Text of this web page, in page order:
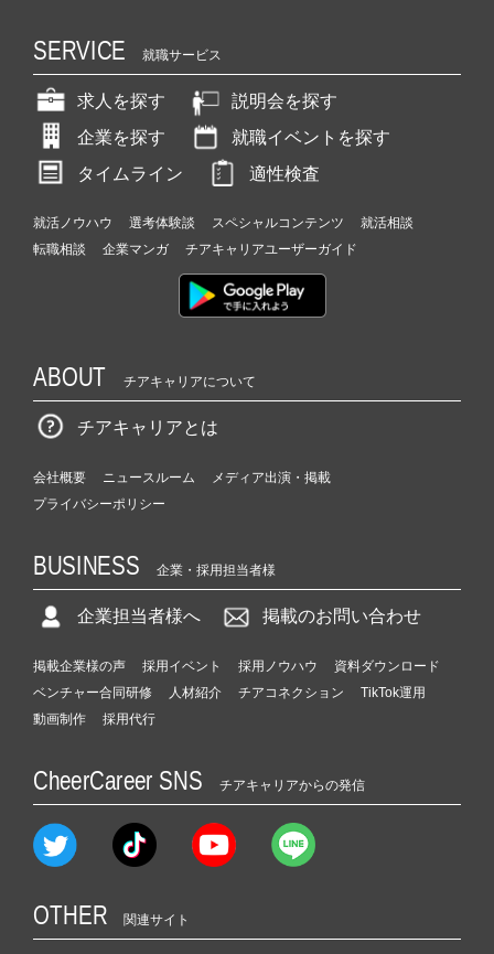
SERVICE 就職サービス
求人を探す
説明会を探す
企業を探す
就職イベントを探す
タイムライン
適性検査
就活ノウハウ 選考体験談 スペシャルコンテンツ
就活相談
転職相談
企業マンガ チアキャリアユーザーガイド
ABOUT チアキャリアについて
チアキャリアとは
会社概要 ニュースルーム
メディア出演・掲載
プライバシーポリシー
BUSINESS 企業・採用担当者様
企業担当者様へ 掲載のお問い合わせ
掲載企業様の声 採用イベント 採用ノウハウ
資料ダウンロード
ベンチャー合同研修
人材紹介 チアコネクション
TikTok運用
動画制作
採用代行
CheerCareer SNS チアキャリアからの発信
OTHER 関連サイト